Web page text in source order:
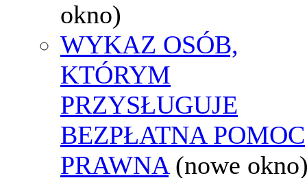
okno)
WYKAZ OSÓB,
KTÓRYM
PRZYSŁUGUJE
BEZPŁATNA POMOC
PRAWNA (nowe